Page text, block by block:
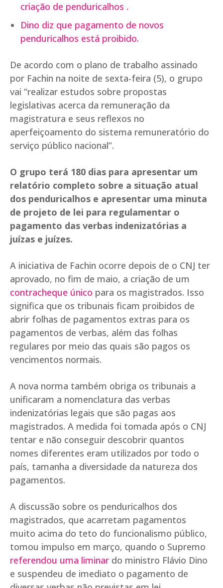
criação de penduricalhos .
Dino diz que pagamento de novos
penduricalhos está proibido.
De acordo com o plano de trabalho assinado
por Fachin na noite de sexta-feira (5), o grupo
vai “realizar estudos sobre propostas
legislativas acerca da remuneração da
magistratura e seus reflexos no
aperfeiçoamento do sistema remuneratório do
serviço público nacional”.
O grupo terá 180 dias para apresentar um
relatório completo sobre a situação atual
dos penduricalhos e apresentar uma minuta
de projeto de lei para regulamentar o
pagamento das verbas indenizatórias a
juízas e juízes.
A iniciativa de Fachin ocorre depois de o CNJ ter
aprovado, no fim de maio, a criação de um
contracheque único para os magistrados. Isso
significa que os tribunais ficam proibidos de
abrir folhas de pagamentos extras para os
pagamentos de verbas, além das folhas
regulares por meio das quais são pagos os
vencimentos normais.
A nova norma também obriga os tribunais a
unificaram a nomenclatura das verbas
indenizatórias legais que são pagas aos
magistrados. A medida foi tomada após o CNJ
tentar e não conseguir descobrir quantos
nomes diferentes eram utilizados por todo o
país, tamanha a diversidade da natureza dos
pagamentos.
A discussão sobre os penduricalhos dos
magistrados, que acarretam pagamentos
muito acima do teto do funcionalismo público,
tomou impulso em março, quando o Supremo
referendou uma liminar do ministro Flávio Dino
e suspendeu de imediato o pagamento de